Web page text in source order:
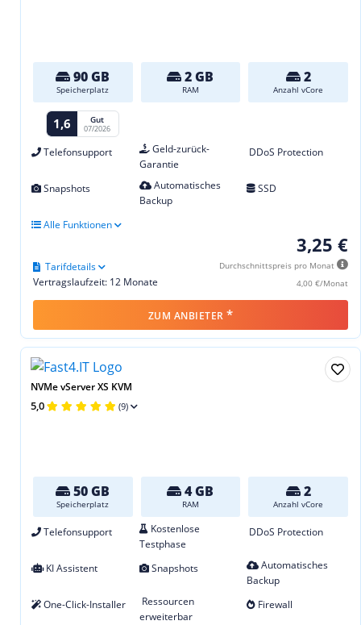
90 GB
Speicherplatz
2 GB
RAM
2
Anzahl vCore
1,6 Gut
07/2026
Telefonsupport
Geld-zurück-
Garantie
DDoS Protection
Snapshots
Automatisches
Backup
SSD
Alle Funktionen
3,25 €
Durchschnittspreis pro Monat
4,00 €/Monat
Vertragslaufzeit: 12 Monate
Tarifdetails
ZUM ANBIETER *
NVMe vServer XS KVM
5,0 (9)
50 GB
Speicherplatz
4 GB
RAM
2
Anzahl vCore
Telefonsupport
Kostenlose
Testphase
DDoS Protection
KI Assistent Snapshots
Automatisches
Backup
One-Click-Installer
Ressourcen
erweiterbar
Firewall